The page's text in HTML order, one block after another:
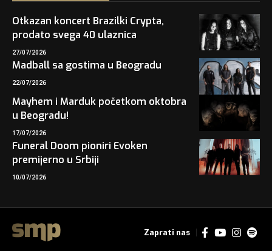
Otkazan koncert Brazilki Crypta,
prodato svega 40 ulaznica
27/07/2026
Madball sa gostima u Beogradu
22/07/2026
Mayhem i Marduk početkom oktobra
u Beogradu!
17/07/2026
Funeral Doom pioniri Evoken
premijerno u Srbiji
10/07/2026
Zaprati nas